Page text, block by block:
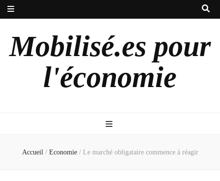
Mobilisé.es pour
l'économie
Accueil / Economie / Le marché obligataire commence à réagir